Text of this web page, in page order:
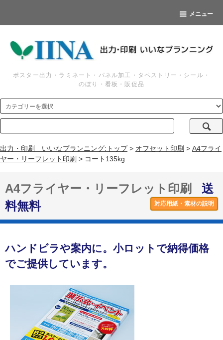
メニュー
ポスター出力・ラミネート・パネル加工・タペストリー・シール・
のぼり・看板・販促品
出力・印刷 いいなプランニング:トップ> オフセット印刷 > A4フライ
ヤー・リーフレット印刷 > コート135kg
A4フライヤー・リーフレット印刷
送
料無料
対応用紙・素材の説明
ハンドビラや案内に。小ロットで納得価格
でご提供しています。